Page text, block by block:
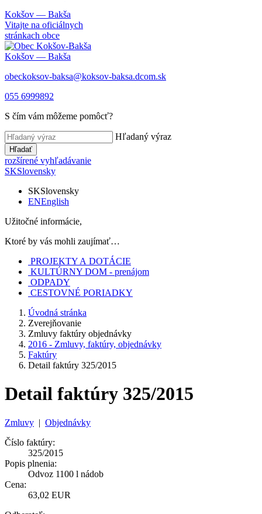
Kokšov — Bakša
Vitajte na oficiálnych
stránkach obce
Kokšov — Bakša
obeckoksov-baksa@koksov-baksa.dcom.sk
055 6999892
S čím vám môžeme pomôcť?
Hľadaný výraz
Hľadať
rozšírené vyhľadávanie
SKSlovensky
SKSlovensky
ENEnglish
Užitočné informácie,
Ktoré by vás mohli zaujímať…
PROJEKTY A DOTÁCIE
KULTÚRNY DOM - prenájom
ODPADY
CESTOVNÉ PORIADKY
Úvodná stránka
Zverejňovanie
Zmluvy faktúry objednávky
2016 - Zmluvy, faktúry, objednávky
Faktúry
Detail faktúry 325/2015
Detail faktúry 325/2015
Zmluvy | Objednávky
Číslo faktúry:
325/2015
Popis plnenia:
Odvoz 1100 l nádob
Cena:
63,02 EUR